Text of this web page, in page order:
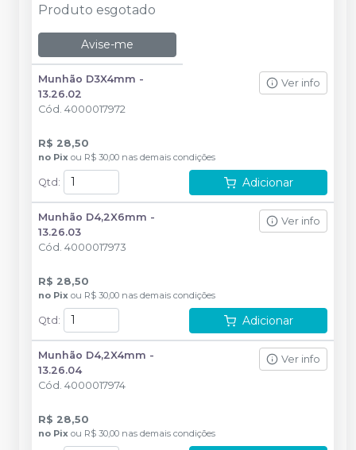
Produto esgotado
Avise-me
Munhão D3X4mm -
13.26.02
Cód. 4000017972
Ver info
R$ 28,50
no Pix ou R$ 30,00 nas demais condições
Qtd : Adicionar
Munhão D4,2X6mm -
13.26.03
Cód. 4000017973
Ver info
R$ 28,50
no Pix ou R$ 30,00 nas demais condições
Qtd : Adicionar
Munhão D4,2X4mm -
13.26.04
Cód. 4000017974
Ver info
R$ 28,50
no Pix ou R$ 30,00 nas demais condições